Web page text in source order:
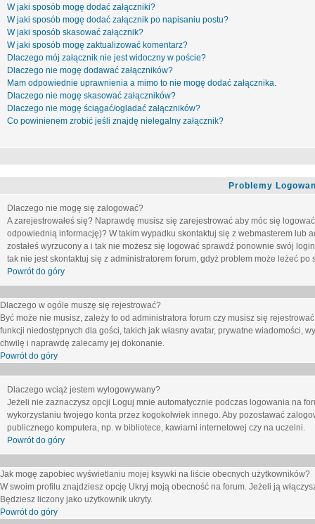
W jaki sposób mogę dodać załączniki?
W jaki sposób mogę dodać załącznik po napisaniu postu?
W jaki sposób skasować załącznik?
W jaki sposób mogę zaktualizować komentarz?
Dlaczego mój załącznik nie jest widoczny w poście?
Dlaczego nie mogę dodawać załączników?
Mam odpowiednie uprawnienia a mimo to nie mogę dodać załącznika.
Dlaczego nie mogę skasować załączników?
Dlaczego nie mogę ściągać/ogladać załączników?
Co powinienem zrobić jeśli znajdę nielegalny załącznik?
Problemy
Dlaczego nie mogę się zalogować?
A zarejestrowałeś się? Naprawdę musisz się zarejestrować aby móc się
odpowiednią informację)? W takim wypadku skontaktuj się z webmasterem lub
zostałeś wyrzucony a i tak nie możesz się logować sprawdź ponownie swój
tak nie jest skontaktuj się z administratorem forum, gdyż problem może leżeć po
Powrót do góry
Dlaczego w ogóle muszę się rejestrować?
Być może nie musisz, zależy to od administratora forum czy musisz się
funkcji niedostępnych dla gości, takich jak własny avatar, prywatne wiadomości,
chwilę i naprawdę zalecamy jej dokonanie.
Powrót do góry
Dlaczego wciąż jestem wylogowywany?
Jeżeli nie zaznaczysz opcji Loguj mnie automatycznie podczas logowania na
wykorzystaniu twojego konta przez kogokolwiek innego. Aby pozostawać
publicznego komputera, np. w bibliotece, kawiarni internetowej czy na uczelni.
Powrót do góry
Jak mogę zapobiec wyświetlaniu mojej ksywki na liście obecnych użytkowników?
W swoim profilu znajdziesz opcję Ukryj moją obecność na forum. Jeżeli ją
Będziesz liczony jako użytkownik ukryty.
Powrót do góry